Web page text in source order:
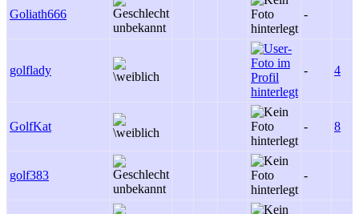
Goliath666 -
golflady - 4
GolfKat - 8
golf383 -